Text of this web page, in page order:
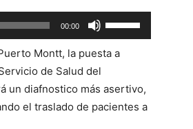
00:00
las
teclas
flecha
arriba/abajo
Montt, la puesta a
de Salud del
un diafnostico más asertivo,
el traslado de pacientes a